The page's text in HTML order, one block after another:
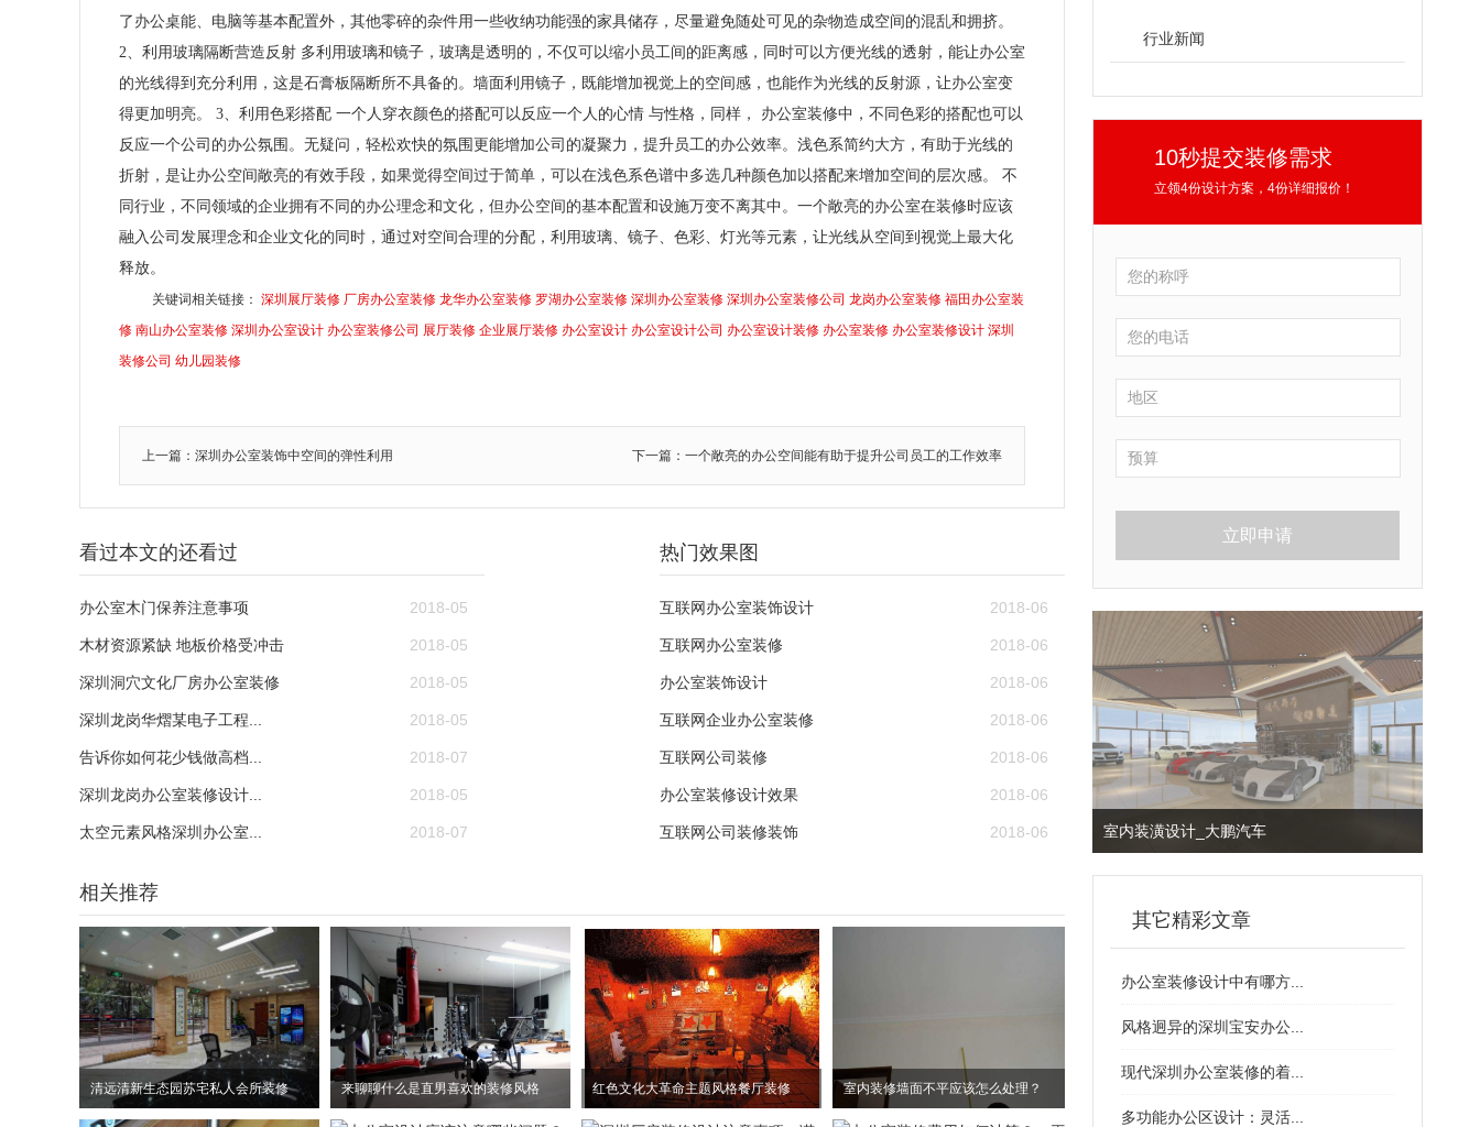
了办公桌能、电脑等基本配置外，其他零碎的杂件用一些收纳功能强的家具储存，尽量避免随处可见的杂物造成空间的混乱和拥挤。
2、利用玻璃隔断营造反射 多利用玻璃和镜子，玻璃是透明的，不仅可以缩小员工间的距离感，同时可以方便光线的透射，能让办公室
的光线得到充分利用，这是石膏板隔断所不具备的。墙面利用镜子，既能增加视觉上的空间感，也能作为光线的反射源，让办公室变
得更加明亮。 3、利用色彩搭配 一个人穿衣颜色的搭配可以反应一个人的心情 与性格，同样， 办公室装修中，不同色彩的搭配也可以
反应一个公司的办公氛围。无疑问，轻松欢快的氛围更能增加公司的凝聚力，提升员工的办公效率。浅色系简约大方，有助于光线的
折射，是让办公空间敞亮的有效手段，如果觉得空间过于简单，可以在浅色系色谱中多选几种颜色加以搭配来增加空间的层次感。 不
同行业，不同领域的企业拥有不同的办公理念和文化，但办公空间的基本配置和设施万变不离其中。一个敞亮的办公室在装修时应该
融入公司发展理念和企业文化的同时，通过对空间合理的分配，利用玻璃、镜子、色彩、灯光等元素，让光线从空间到视觉上最大化
释放。
关键词相关链接： 深圳展厅装修 厂房办公室装修 龙华办公室装修 罗湖办公室装修 深圳办公室装修 深圳办公室装修公司 龙岗办公室装修 福田办公室装
修 南山办公室装修 深圳办公室设计 办公室装修公司 展厅装修 企业展厅装修 办公室设计 办公室设计公司 办公室设计装修 办公室装修 办公室装修设计 深圳
装修公司 幼儿园装修
上一篇：深圳办公室装饰中空间的弹性利用 下一篇：一个敞亮的办公空间能有助于提升公司员工的工作效率
看过本文的还看过
办公室木门保养注意事项 2018-05
木材资源紧缺 地板价格受冲击 2018-05
深圳洞穴文化厂房办公室装修 2018-05
深圳龙岗华熠某电子工程... 2018-05
告诉你如何花少钱做高档... 2018-07
深圳龙岗办公室装修设计... 2018-05
太空元素风格深圳办公室... 2018-07
热门效果图
互联网办公室装饰设计 2018-06
互联网办公室装修 2018-06
办公室装饰设计 2018-06
互联网企业办公室装修 2018-06
互联网公司装修 2018-06
办公室装修设计效果 2018-06
互联网公司装修装饰 2018-06
相关推荐
清远清新生态园苏宅私人会所装修 来聊聊什么是直男喜欢的装修风格 红色文化大革命主题风格餐厅装修 室内装修墙面不平应该怎么处理？
行业新闻
10秒提交装修需求
立领4份设计方案，4份详细报价！
立即申请
室内装潢设计_大鹏汽车
其它精彩文章
办公室装修设计中有哪方...
风格迥异的深圳宝安办公...
现代深圳办公室装修的着...
多功能办公区设计：灵活...